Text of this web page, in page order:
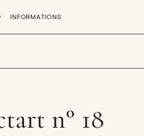
INFORMATIONS
n° 18